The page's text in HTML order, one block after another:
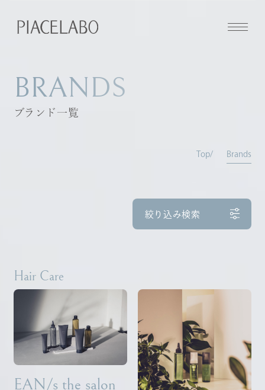
BRANDS
ブランド一覧
Top Brands
絞り込み検索
アウトバストリートメ
ボディ・スキンケア
スキャルプケア
サロンケア
Hair Care
EAN/s the salon